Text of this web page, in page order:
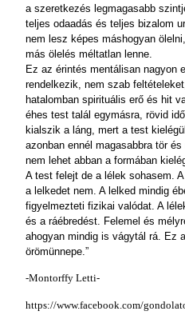
a szeretkezés legmagasabb
teljes odaadás és teljes bizalom
nem lesz képes máshogyan
más ölelés méltatlan lenne.
Ez az érintés mentálisan nagyon
rendelkezik, nem szab
hatalomban spirituális erő és hit
éhes test talál egymásra, rövid
kialszik a láng, mert a test
azonban ennél magasabbra tör
nem lehet abban a formában
A test felejt de a lélek sohasem.
a lelkedet nem. A lelked mindig
figyelmezteti fizikai valódat. A
és a ráébredést. Felemel és
ahogyan mindig is vágytál rá. Ez
örömünnepe.”
-Montorffy Letti-
https://www.facebook.com/